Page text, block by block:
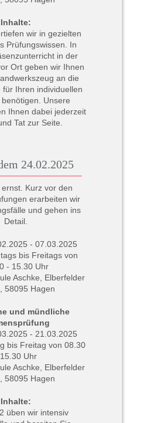
Inhalte:
wir in gezielten
Prüfungswissen. In
in der
Ort geben wir Ihnen
an die
für Ihren individuellen
Unsere
Ihnen dabei jederzeit
Tat zur Seite.
24.02.2025
Kurz vor den
erarbeiten wir
und gehen ins
Detail.
- 07.03.2025
bis Freitags von
- 15.30 Uhr
Aschke, Elberfelder
58095 Hagen
und mündliche
- 21.03.2025
bis Freitag von 08.30
Uhr
Aschke, Elberfelder
58095 Hagen
Inhalte:
üben wir intensiv